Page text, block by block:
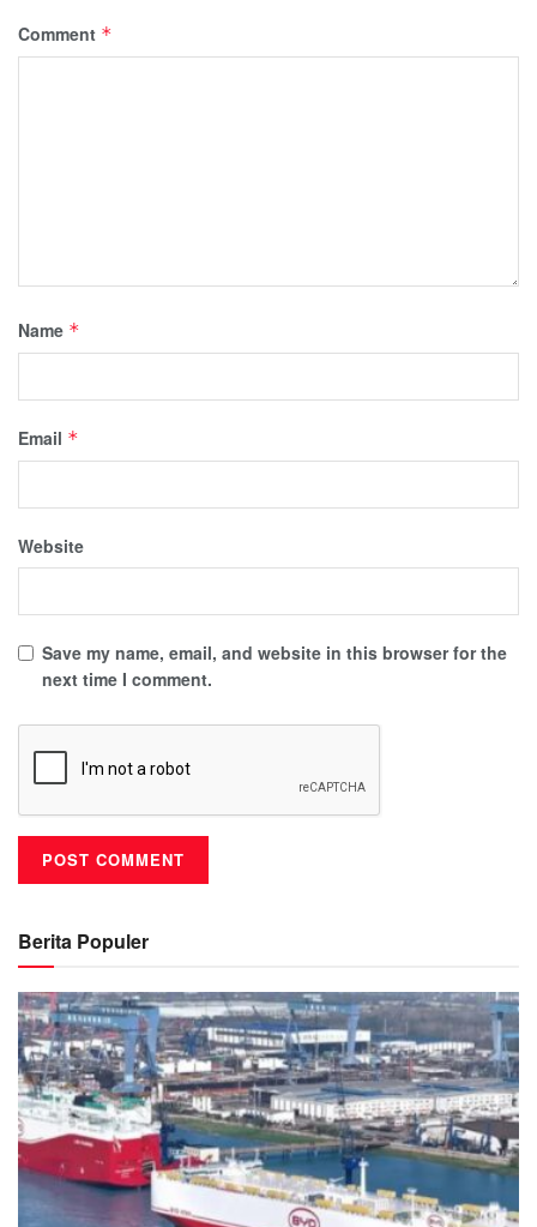
Comment *
Name *
Email *
Website
Save my name, email, and website in this browser for the
next time I comment.
Berita Populer